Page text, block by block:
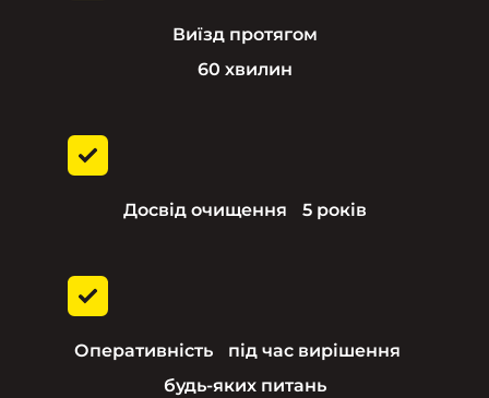
Виїзд протягом
60 хвилин
Досвід очищення 5 років
Оперативність під час вирішення
будь-яких питань